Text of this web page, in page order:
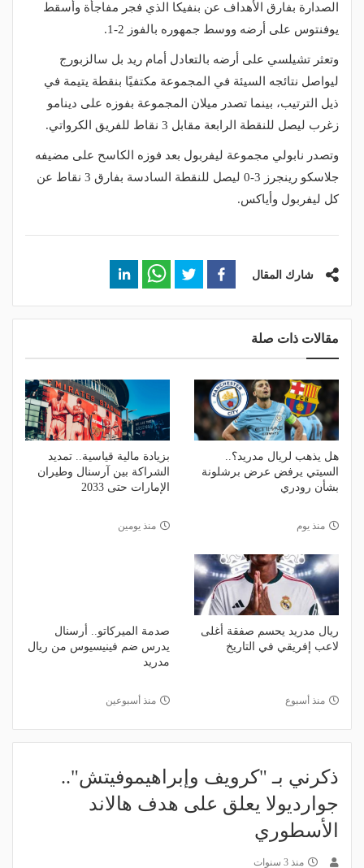
الصدارة بفارق الأهداف عن بنفيكا الذي فجر مفاجأة وأسقط
يوفنتوس على أرضه ووسط جمهوره بالفوز 2-1.
وتعثر تشيلسي على أرضه بالتعادل أمام ريد بل سالزبورج
ليواصل نتائجه السيئة في المجموعة مكتفيًا بنقطة يتيمة في
ذيل الترتيب، بينما تصدر ميلان المجموعة بفوزه على دينامو
زغرب ليصل للنقطة الرابعة مقابل 3 نقاط للفريق الكرواتي.
وتصدر نابولي مجموعة ليفربول بعد فوزه الكاسح على مضيفه
جلاسكو رينجرز 3-0 ليصل للنقطة السادسة بفارق 3 نقاط عن
كل ليفربول وأياكس.
شارك المقال
مقالات ذات صلة
هل يذهب لريال مدريد؟..
السيتي يرفض عرض برشلونة
بشأن رودري
منذ يوم
بزيادة مالية قياسية.. تمديد
الشراكة بين آرسنال وطيران
الإمارات حتى 2033
منذ يومين
ريال مدريد يحسم صفقة أغلى
لاعب إفريقي في التاريخ
منذ أسبوع
صدمة الميركاتو.. أرسنال
يدرس ضم فينيسيوس من ريال
مدريد
منذ أسبوعين
ذكرني بـ "كرويف وإبراهيموفيتش"..
جوارديولا يعلق على هدف هالاند
الأسطوري
منذ 3 سنوات